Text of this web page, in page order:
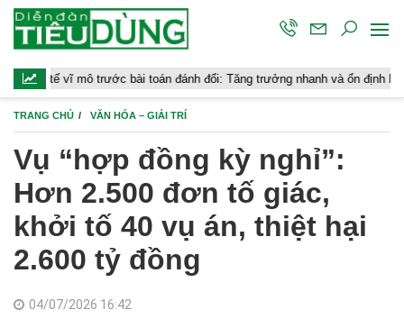
trước bài toán đánh đổi: Tăng trưởng nhanh và ổn định bền vững
TRANG CHỦ VĂN HÓA – GIẢI TRÍ
Vụ “hợp đồng kỳ nghỉ”:
Hơn 2.500 đơn tố giác,
khởi tố 40 vụ án, thiệt hại
2.600 tỷ đồng
04/07/2026 16:42